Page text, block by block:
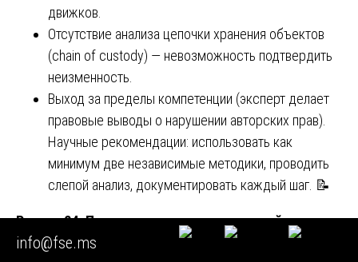
движков.
Отсутствие анализа цепочки хранения объектов
(chain of custody) — невозможность подтвердить
неизменность.
Выход за пределы компетенции (эксперт делает
правовые выводы о нарушении авторских прав).
Научные рекомендации: использовать как
минимум две независимые методики, проводить
слепой анализ, документировать каждый шаг. 📝
Раздел 24. Перспективы развития научной
дисциплины
info@fse.ms